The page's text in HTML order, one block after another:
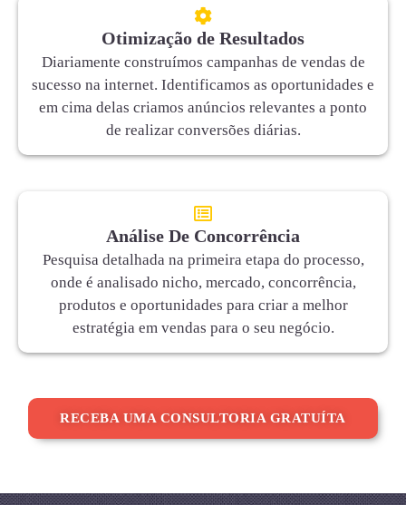
Otimização de Resultados
Diariamente construímos campanhas de vendas de
sucesso na internet. Identificamos as oportunidades e
em cima delas criamos anúncios relevantes a ponto
de realizar conversões diárias.
Análise De Concorrência
Pesquisa detalhada na primeira etapa do processo,
onde é analisado nicho, mercado, concorrência,
produtos e oportunidades para criar a melhor
estratégia em vendas para o seu negócio.
RECEBA UMA CONSULTORIA GRATUÍTA